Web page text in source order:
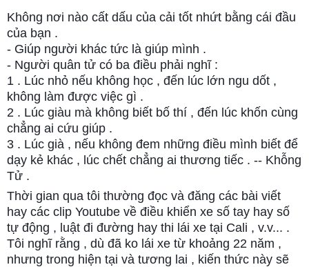
Không nơi nào cất dấu của cải tốt nhứt bằng cái đầu
của bạn .
- Giúp người khác tức là giúp mình .
- Người quân tử có ba điều phải nghĩ :
1 . Lúc nhỏ nếu không học , đến lúc lớn ngu dốt ,
không làm được việc gì .
2 . Lúc giàu mà không biết bố thí , đến lúc khốn cùng
chẳng ai cứu giúp .
3 . Lúc già , nếu không đem những điều mình biết để
dạy kẻ khác , lúc chết chẳng ai thương tiếc . -- Khỗng
Tử .
Thời gian qua tôi thường đọc và đăng các bài viết
hay các clip Youtube về điều khiển xe số tay hay số
tự động , luật đi đường hay thi lái xe tại Cali , v.v... .
Tôi nghĩ rằng , dù đã ko lái xe từ khoảng 22 năm ,
nhưng trong hiện tại và tương lai , kiến thức này sẽ